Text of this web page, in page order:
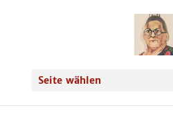
Seite wählen